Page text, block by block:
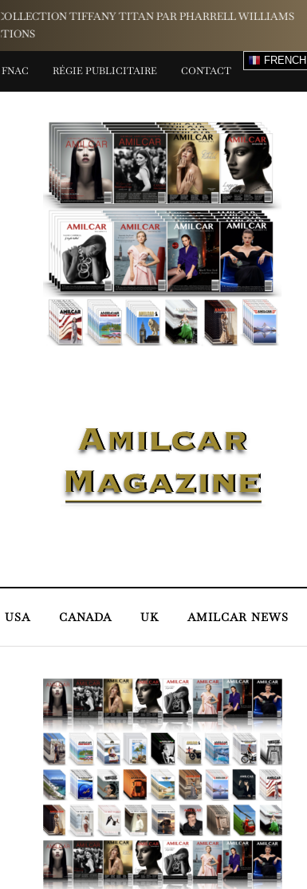
Fête des Pères 2026 : La sélection beauté et bien-être d’Yves Rocher
FNAC RÉGIE PUBLICITAIRE CONTACT
FRENCH
USA CANADA UK AMILCAR NEWS